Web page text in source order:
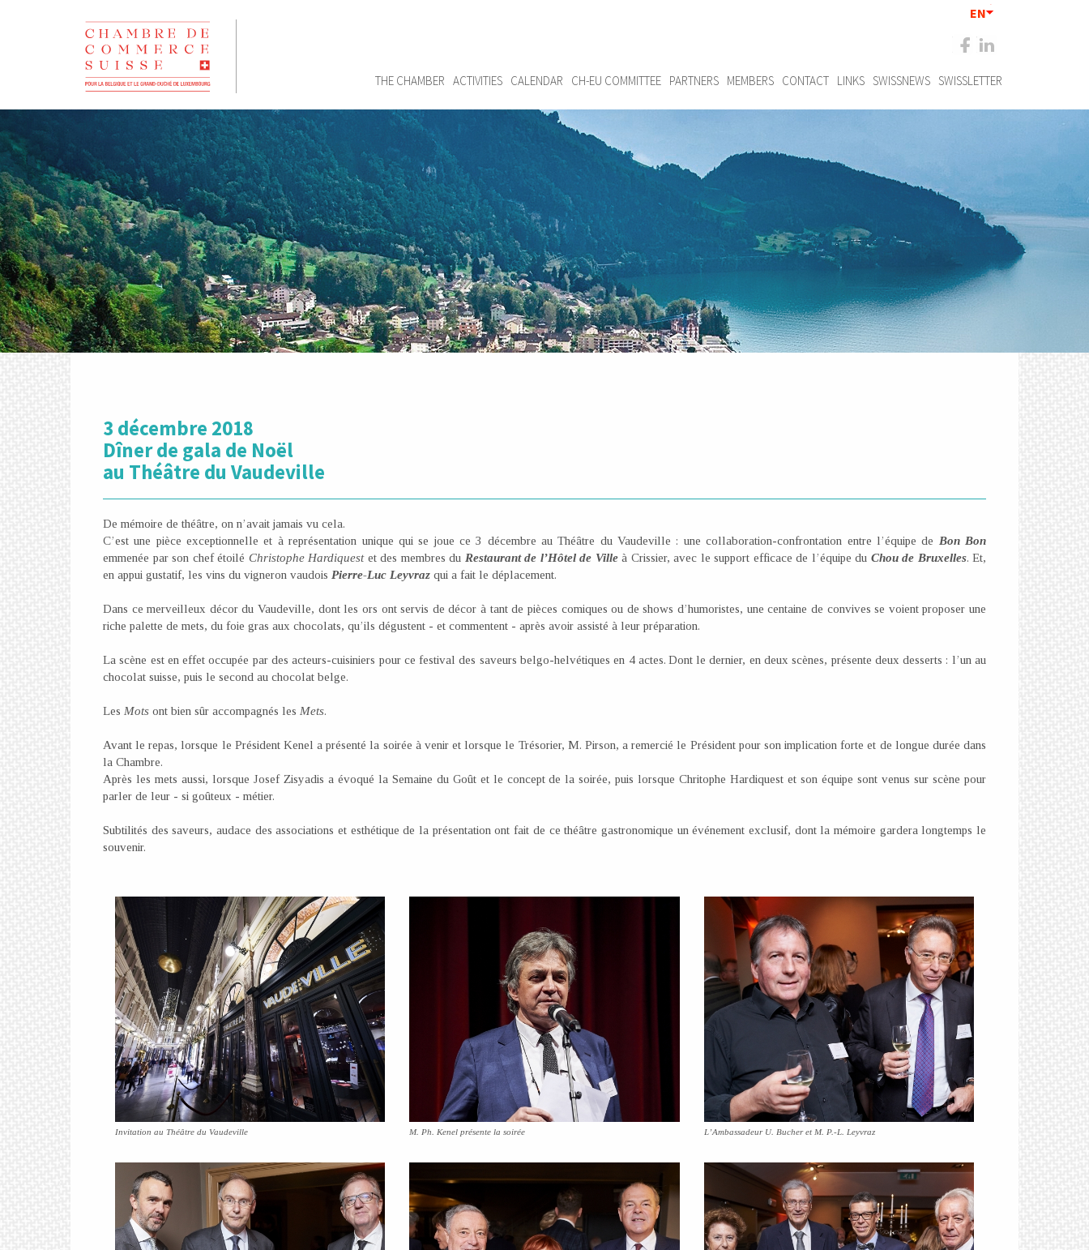
THE CHAMBER ACTIVITIES CALENDAR CH-EU COMMITTEE PARTNERS MEMBERS CONTACT LINKS SWISSNEWS SWISSLETTER
EN
3 décembre 2018
Dîner de gala de Noël
au Théâtre du Vaudeville
De mémoire de théâtre, on n’avait jamais vu cela.
C’est une pièce exceptionnelle et à représentation unique qui se joue ce 3 décembre au Théâtre du Vaudeville : une collaboration-confrontation entre l’équipe de Bon Bon
emmenée par son chef étoilé Christophe Hardiquest et des membres du Restaurant de l’Hôtel de Villeà Crissier, avec le support efficace de l’équipe du Chou de Bruxelles. Et,
en appui gustatif, les vins du vigneron vaudois Pierre-Luc Leyvraz qui a fait le déplacement.
Dans ce merveilleux décor du Vaudeville, dont les ors ont servis de décor à tant de pièces comiques ou de shows d’humoristes, une centaine de convives se voient proposer une
riche palette de mets, du foie gras aux chocolats, qu’ils dégustent - et commentent - après avoir assisté à leur préparation.
La scène est en effet occupée par des acteurs-cuisiniers pour ce festival des saveurs belgo-helvétiques en 4 actes. Dont le dernier, en deux scènes, présente deux desserts : l’un au
chocolat suisse, puis le second au chocolat belge.
Les Mots ont bien sûr accompagnés les Mets.
Avant le repas, lorsque le Président Kenel a présenté la soirée à venir et lorsque le Trésorier, M. Pirson, a remercié le Président pour son implication forte et de longue durée dans
la Chambre.
Après les mets aussi, lorsque Josef Zisyadis a évoqué la Semaine du Goût et le concept de la soirée, puis lorsque Chritophe Hardiquest et son équipe sont venus sur scène pour
parler de leur - si goûteux - métier.
Subtilités des saveurs, audace des associations et esthétique de la présentation ont fait de ce théâtre gastronomique un événement exclusif, dont la mémoire gardera longtemps le
souvenir.
Invitation au Théâtre du Vaudeville M. Ph. Kenel présente la soirée L’Ambassadeur U. Bucher et M. P.-L. Leyvraz